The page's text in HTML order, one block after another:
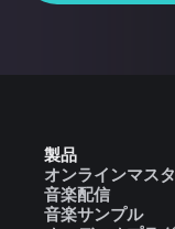
製品
オンラインマス
音楽配信
音楽サンプル